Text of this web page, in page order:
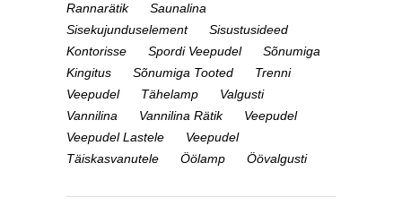
Rannarätik
Saunalina
Sisekujunduselement
Sisustusideed
Kontorisse
Spordi Veepudel
Sõnumiga
Kingitus
Sõnumiga Tooted
Trenni
Veepudel
Tähelamp
Valgusti
Vannilina
Vannilina Rätik
Veepudel
Veepudel Lastele
Veepudel
Täiskasvanutele
Öölamp Öövalgusti